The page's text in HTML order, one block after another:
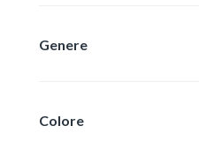
Genere
Colore